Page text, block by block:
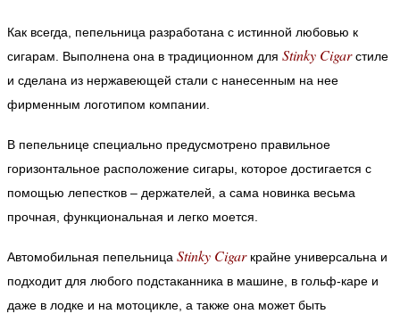
Как всегда, пепельница разработана с истинной любовью к
сигарам. Выполнена она в традиционном для Stinky Cigarстиле
и сделана из нержавеющей стали с нанесенным на нее
фирменным логотипом компании.
В пепельнице специально предусмотрено правильное
горизонтальное расположение сигары, которое достигается с
помощью лепестков – держателей, а сама новинка весьма
прочная, функциональная и легко моется.
Автомобильная пепельница Stinky Cigarкрайне универсальна и
подходит для любого подстаканника в машине, в гольф-каре и
даже в лодке и на мотоцикле, а также она может быть